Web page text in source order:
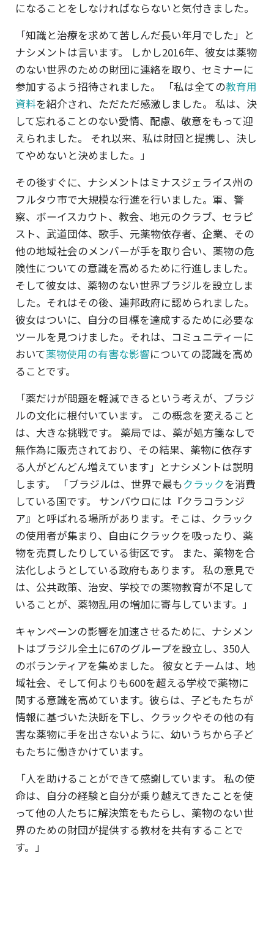
になることをしなければならないと気付きました。
「知識と治療を求めて苦しんだ長い年月でした」と
ナシメントは言います。 しかし2016年、彼女は薬物
のない世界のための財団に連絡を取り、セミナーに
参加するよう招待されました。 「私は全ての教育用
資料を紹介され、ただただ感激しました。 私は、決
して忘れることのない愛情、配慮、敬意をもって迎
えられました。 それ以来、私は財団と提携し、決し
てやめないと決めました。」
その後すぐに、ナシメントはミナスジェライス州の
フルタウ市で大規模な行進を行いました。軍、警
察、ボーイスカウト、教会、地元のクラブ、セラピ
スト、武道団体、歌手、元薬物依存者、企業、その
他の地域社会のメンバーが手を取り合い、薬物の危
険性についての意識を高めるために行進しました。
そして彼女は、薬物のない世界ブラジルを設立しま
した。それはその後、連邦政府に認められました。
彼女はついに、自分の目標を達成するために必要な
ツールを見つけました。それは、コミュニティーに
おいて薬物使用の有害な影響についての認識を高め
ることです。
「薬だけが問題を軽減できるという考えが、ブラジ
ルの文化に根付いています。 この概念を変えること
は、大きな挑戦です。 薬局では、薬が処方箋なしで
無作為に販売されており、その結果、薬物に依存す
る人がどんどん増えています」とナシメントは説明
します。 「ブラジルは、世界で最もクラックを消費
している国です。 サンパウロには 『クラコランジ
ア』 と呼ばれる場所があります。そこは、クラック
の使用者が集まり、自由にクラックを吸ったり、薬
物を売買したりしている街区です。 また、薬物を合
法化しようとしている政府もあります。 私の意見で
は、公共政策、治安、学校での薬物教育が不足して
いることが、薬物乱用の増加に寄与しています。」
キャンペーンの影響を加速させるために、ナシメン
トはブラジル全土に67のグループを設立し、350人
のボランティアを集めました。 彼女とチームは、地
域社会、そして何よりも600を超える学校で薬物に
関する意識を高めています。彼らは、子どもたちが
情報に基づいた決断を下し、クラックやその他の有
害な薬物に手を出さないように、幼いうちから子ど
もたちに働きかけています。
「人を助けることができて感謝しています。 私の使
命は、自分の経験と自分が乗り越えてきたことを使
って他の人たちに解決策をもたらし、薬物のない世
界のための財団が提供する教材を共有することで
す。」